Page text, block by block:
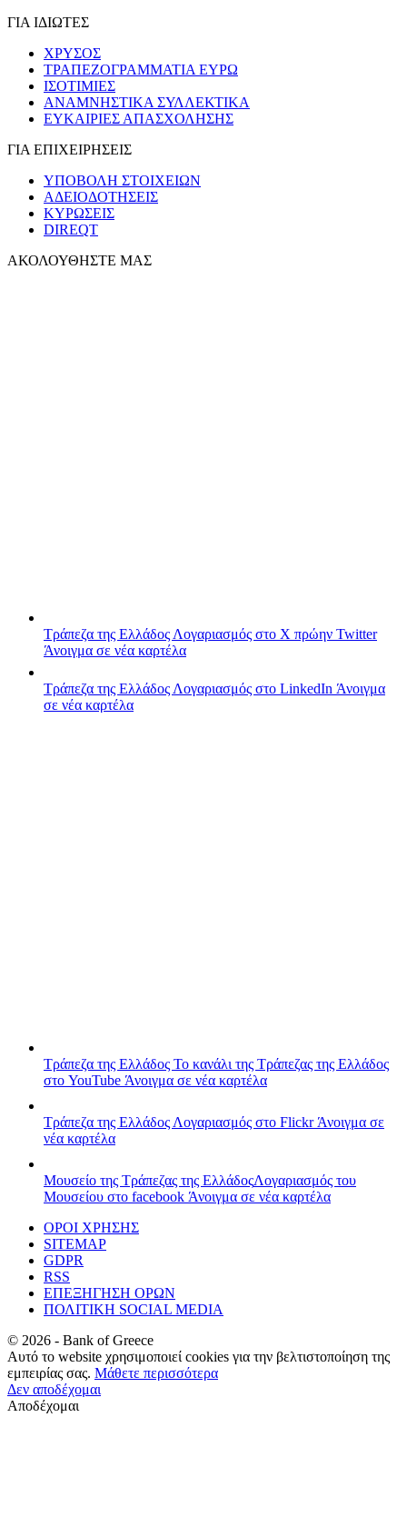
ΓΙΑ ΙΔΙΩΤΕΣ
ΧΡΥΣΟΣ
ΤΡΑΠΕΖΟΓΡΑΜΜΑΤΙΑ ΕΥΡΩ
ΙΣΟΤΙΜΙΕΣ
ΑΝΑΜΝΗΣΤΙΚΑ ΣΥΛΛΕΚΤΙΚΑ
ΕΥΚΑΙΡΙΕΣ ΑΠΑΣΧΟΛΗΣΗΣ
ΓΙΑ ΕΠΙΧΕΙΡΗΣΕΙΣ
ΥΠΟΒΟΛΗ ΣΤΟΙΧΕΙΩΝ
ΑΔΕΙΟΔΟΤΗΣΕΙΣ
ΚΥΡΩΣΕΙΣ
DIREQT
ΑΚΟΛΟΥΘΗΣΤΕ ΜΑΣ
Τράπεζα της Ελλάδος Λογαριασμός στο X πρώην Twitter
Άνοιγμα σε νέα καρτέλα
Τράπεζα της Ελλάδος Λογαριασμός στο LinkedIn Άνοιγμα
σε νέα καρτέλα
Τράπεζα της Ελλάδος Το κανάλι της Τράπεζας της Ελλάδος
στο YouTube Άνοιγμα σε νέα καρτέλα
Τράπεζα της Ελλάδος Λογαριασμός στο FlickrΆνοιγμα σε
νέα καρτέλα
Μουσείο της Τράπεζας της ΕλλάδοςΛογαριασμός του
Μουσείου στο facebook Άνοιγμα σε νέα καρτέλα
ΟΡΟΙ ΧΡΗΣΗΣ
SITEMAP
GDPR
RSS
ΕΠΕΞΗΓΗΣΗ ΟΡΩΝ
ΠΟΛΙΤΙΚΗ SOCIAL MEDIA
© 2026 - Bank of Greece
Αυτό το website χρησιμοποιεί cookies για την βελτιστοποίηση της
εμπειρίας σας. Μάθετε περισσότερα
Δεν αποδέχομαι
Αποδέχομαι